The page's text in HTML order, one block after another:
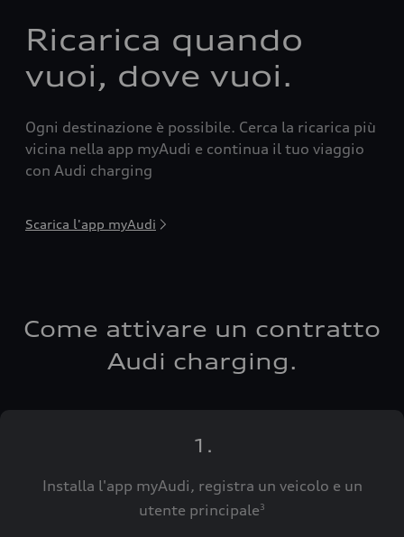
Ricarica quando
vuoi, dove vuoi.
Ogni destinazione è possibile. Cerca la ricarica più
vicina nella app myAudi e continua il tuo viaggio
con Audi charging
Scarica l'app myAudi
Come attivare un contratto
Audi charging.
1.
Installa l'app myAudi, registra un veicolo e un
utente principale3